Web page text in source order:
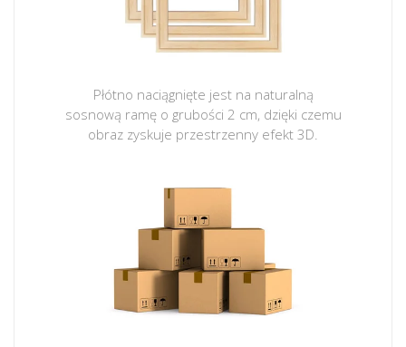
Płótno naciągnięte jest na naturalną
sosnową ramę o grubości 2 cm, dzięki czemu
obraz zyskuje przestrzenny efekt 3D.